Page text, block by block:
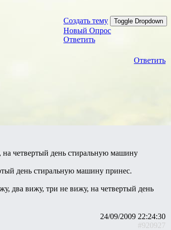
Создать тему Toggle Dropdown
Новый Опрос
Ответить
Ответить
четвертый день стиральную машину
день стиральную машину принес.
два вижу, три не вижу, на четвертый день
24/09/2009 22:24:30
#920927